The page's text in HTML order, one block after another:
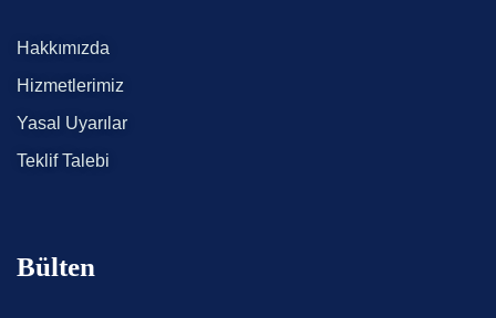
Hakkımızda
Hizmetlerimiz
Yasal Uyarılar
Teklif Talebi
Bülten